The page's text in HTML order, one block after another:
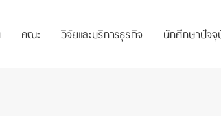
คณะ วิจัยและบริการธุรกิจ นักศึกษาปัจจุ